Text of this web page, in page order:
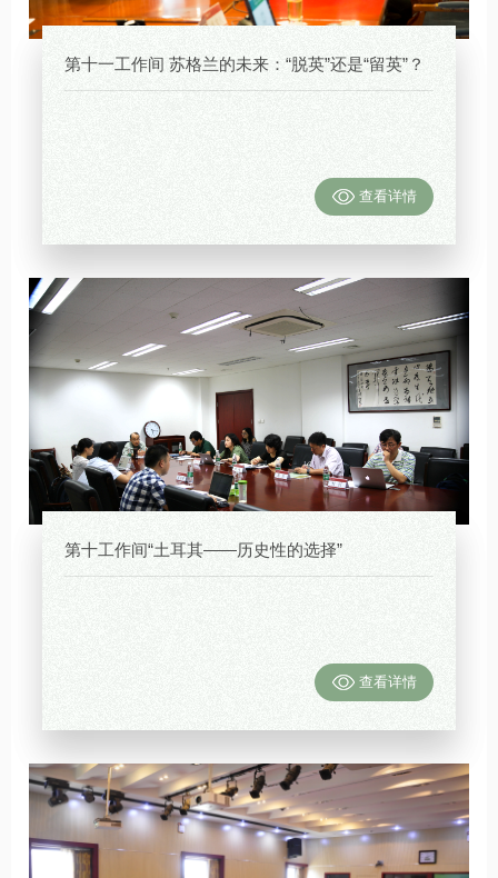
第十一工作间 苏格兰的未来：“脱英”还是“留英”？
查看详情
第十工作间“土耳其——历史性的选择”
查看详情